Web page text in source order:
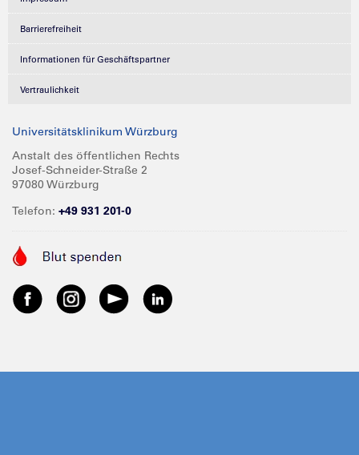
Barrierefreiheit
Informationen für Geschäftspartner
Vertraulichkeit
Universitätsklinikum Würzburg
Anstalt des öffentlichen Rechts
Josef-Schneider-Straße 2
97080 Würzburg
Telefon: +49 931 201-0